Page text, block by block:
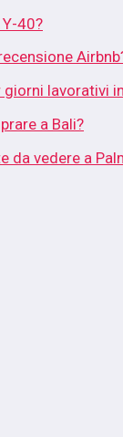
40?
giorni lavorativi
a Bali?
da vedere a